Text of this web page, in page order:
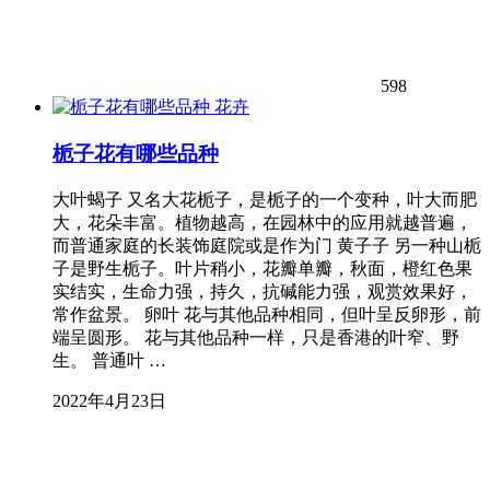
598
花卉
栀子花有哪些品种
大叶蝎子 又名大花栀子，是栀子的一个变种，叶大而肥
大，花朵丰富。植物越高，在园林中的应用就越普遍，
而普通家庭的长装饰庭院或是作为门 黄子子 另一种山栀
子是野生栀子。叶片稍小，花瓣单瓣，秋面，橙红色果
实结实，生命力强，持久，抗碱能力强，观赏效果好，
常作盆景。 卵叶 花与其他品种相同，但叶呈反卵形，前
端呈圆形。 花与其他品种一样，只是香港的叶窄、野
生。 普通叶 …
2022年4月23日